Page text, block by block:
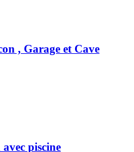
, Garage et Cave
piscine